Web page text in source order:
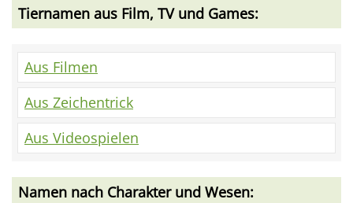
Tiernamen aus Film, TV und Games:
Aus Filmen
Aus Zeichentrick
Aus Videospielen
Namen nach Charakter und Wesen: